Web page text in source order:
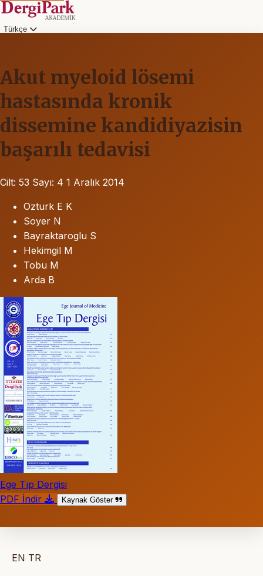
Türkçe
Akut myeloid lösemi
hastasında kronik
dissemine kandidiyazisin
başarılı tedavisi
Cilt: 53 Sayı: 4 1 Aralık 2014
Ozturk E K
Soyer N
Bayraktaroglu S
Hekimgil M
Tobu M
Arda B
Ege Tıp Dergisi
PDF İndir
Kaynak Göster
EN TR